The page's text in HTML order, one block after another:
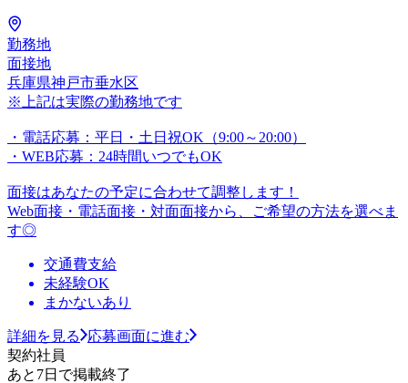
勤務地
面接地
兵庫県神戸市垂水区
※上記は実際の勤務地です
・電話応募：平日・土日祝OK（9:00～20:00）
・WEB応募：24時間いつでもOK
面接はあなたの予定に合わせて調整します！
Web面接・電話面接・対面面接から、ご希望の方法を選べま
す◎
交通費支給
未経験OK
まかないあり
詳細を見る
応募画面に進む
契約社員
あと7日で掲載終了